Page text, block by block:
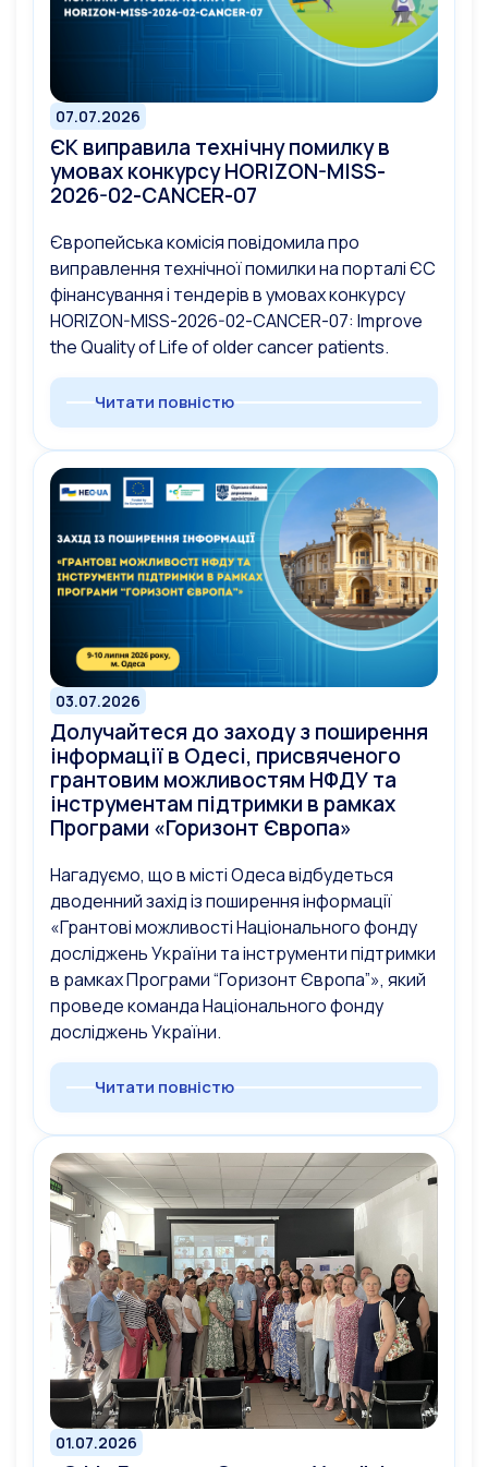
07.07.2026
ЄК виправила технічну помилку в
умовах конкурсу HORIZON-MISS-
2026-02-CANCER-07
Європейська комісія повідомила про
виправлення технічної помилки на порталі ЄС
фінансування і тендерів в умовах конкурсу
HORIZON-MISS-2026-02-CANCER-07: Improve
the Quality of Life of older cancer patients.
Читати повністю
03.07.2026
Долучайтеся до заходу з поширення
інформації в Одесі, присвяченого
грантовим можливостям НФДУ та
інструментам підтримки в рамках
Програми «Горизонт Європа»
Нагадуємо, що в місті Одеса відбудеться
дводенний захід із поширення інформації
«Грантові можливості Національного фонду
досліджень України та інструменти підтримки
в рамках Програми “Горизонт Європа”», який
проведе команда Національного фонду
досліджень України.
Читати повністю
01.07.2026